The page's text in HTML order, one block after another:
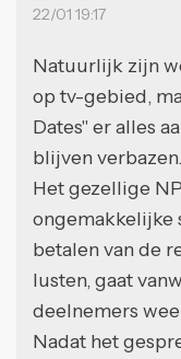
22/01 19:17
Natuurlijk zijn
op tv-gebied,
Dates" er alles
blijven verbazen.
Het gezellige
ongemakkelijke
betalen van de
lusten, gaat
deelnemers
Nadat het